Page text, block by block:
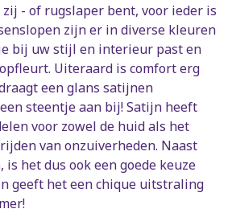
- of rugslaper bent, voor ieder is
zijn er in diverse kleuren
bij uw stijl en interieur past en
Uiteraard is comfort erg
een glans satijnen
steentje aan bij! Satijn heeft
voor zowel de huid als het
van onzuiverheden. Naast
het dus ook een goede keuze
geeft het een chique uitstraling